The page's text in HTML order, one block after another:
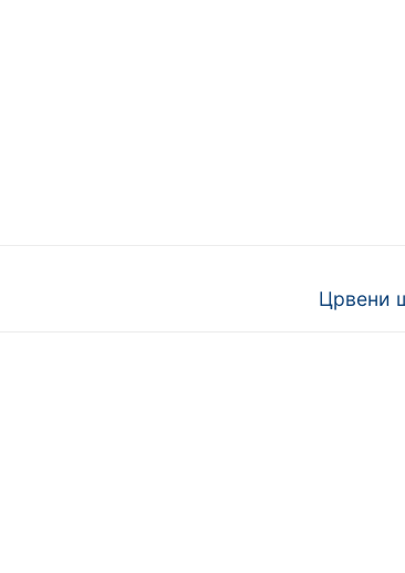
Next
Црвени